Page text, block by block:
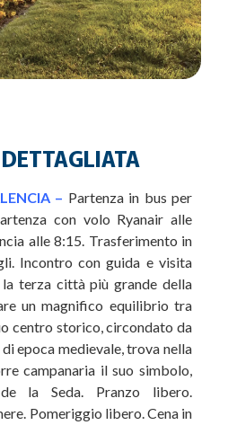
– Partenza in bus per
con volo Ryanair alle
alle 8:15. Trasferimento in
Incontro con guida e visita
terza città più grande della
un magnifico equilibrio tra
centro storico, circondato da
epoca medievale, trova nella
campanaria il suo simbolo,
la Seda. Pranzo libero.
Pomeriggio libero. Cena in